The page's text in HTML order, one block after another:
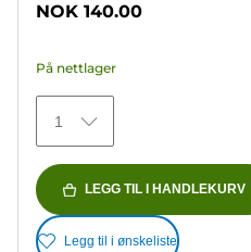
152
omtaler
NOK 140.00
På nettlager
1
LEGG TIL I HANDLEKURV
Legg til i ønskeliste